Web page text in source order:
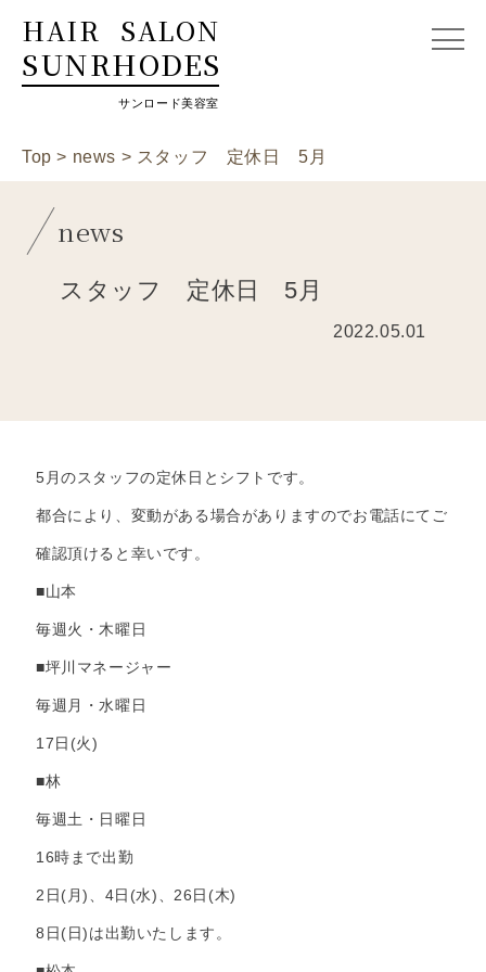
SUNRHODES
HAIR SALON
サンロード美容室
Top > news > スタッフ 定休日 5月
news
スタッフ 定休日 5月
2022.05.01
5月のスタッフの定休日とシフトです。
都合により、変動がある場合がありますのでお電話にてご
確認頂けると幸いです。
■山本
毎週火・木曜日
■坪川マネージャー
毎週月・水曜日
17日(火)
■林
毎週土・日曜日
16時まで出勤
2日(月)、4日(水)、26日(木)
8日(日)は出勤いたします。